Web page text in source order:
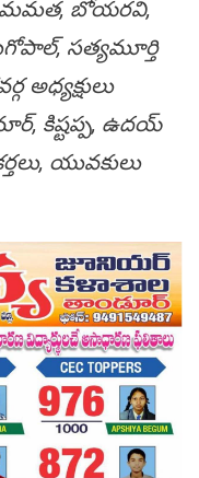
మమత, బోయరవి,
సత్యమూర్తి
అధ్యక్షులు
కిష్టప్ప, ఉదయ్
యువకులు